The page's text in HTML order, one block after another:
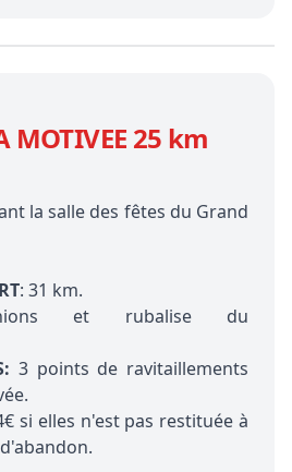
MOTIVEE 25 km
la salle des fêtes du Grand
: 31 km.
et rubalise du
3 points de ravitaillements
si elles n'est pas restituée à